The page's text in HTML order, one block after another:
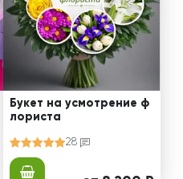
Букет на усмотрение ф
лориста
28